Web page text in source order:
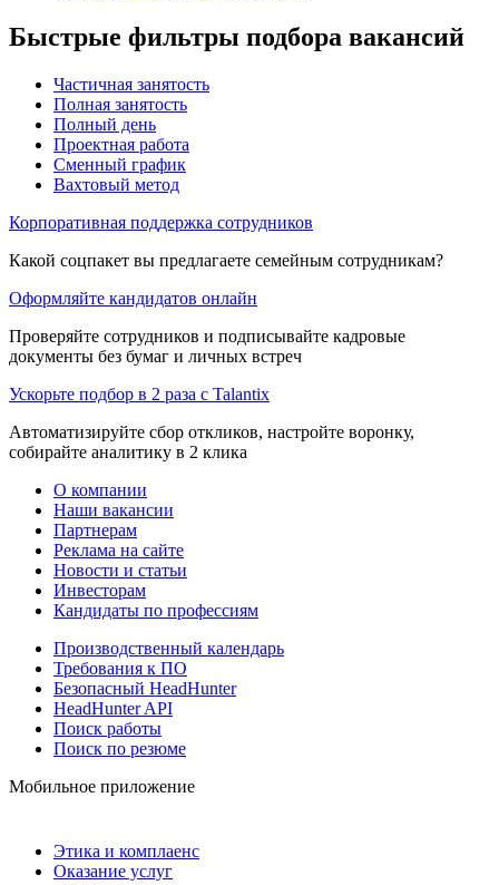
Быстрые фильтры подбора вакансий
Частичная занятость
Полная занятость
Полный день
Проектная работа
Сменный график
Вахтовый метод
Корпоративная поддержка сотрудников
Какой соцпакет вы предлагаете семейным сотрудникам?
Оформляйте кандидатов онлайн
Проверяйте сотрудников и подписывайте кадровые
документы без бумаг и личных встреч
Ускорьте подбор в 2 раза с Talantix
Автоматизируйте сбор откликов, настройте воронку,
собирайте аналитику в 2 клика
О компании
Наши вакансии
Партнерам
Реклама на сайте
Новости и статьи
Инвесторам
Кандидаты по профессиям
Производственный календарь
Требования к ПО
Безопасный HeadHunter
HeadHunter API
Поиск работы
Поиск по резюме
Мобильное приложение
Этика и комплаенс
Оказание услуг